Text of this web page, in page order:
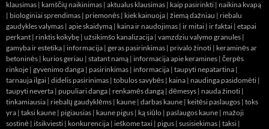
klausimas | kamščių naikinimas | aktualus klausimas | kaip pasirinkti | naikina kvapą
| biologiniai sprendimas | priemonės | kiek kainuoja | žiemą dažniau | riebalu
gaudykles valymas | apie skaidymą | kaina ir naudojimas | ir mitai | ir faktai | etapai
perkant | rinktis kokybę | užsikimšo kanalizacija | vamzdziu valymo granules |
gamyba ir estetika | informacija | geras pasirinkimas | privalo žinoti | keraminės ar
betoninės | kurios geriau | statant namą | informacija apie keramines | čerpės
rinkoje | gyvenimo danga | pasirinkimas | informacija | taupyti nepatartina |
tarnauja ilgai | didelis pasirinimas | tobulos savybės | kaina | naudinga pasidomėti |
taupyti neverta | pupuliari danga | renkamės dangą | dėmesys | nauda žinoti |
tinkamiausia | riebalų gaudyklėms | kaune | darbas kaune | keitėsi paslaugos | toks
yra | taksi kaune | pigiausias | kaune pigus | ką siūlo | paslaugos kaune | mažoji
sostinė | išsikviesti | konkurencija | ieškome taxi | pigus | susisiekimas | taksi |